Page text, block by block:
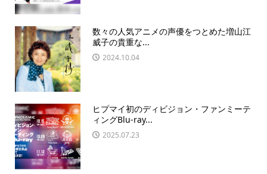
数々の人気アニメの声優をつとめた増山江
威子の貴重な...
2024.10.04
ヒプマイ初のディビジョン・ファンミーテ
ィングBlu-ray...
2025.07.23